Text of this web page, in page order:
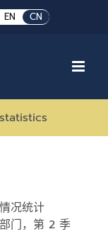
EN CN
况统计
门，第 2 季